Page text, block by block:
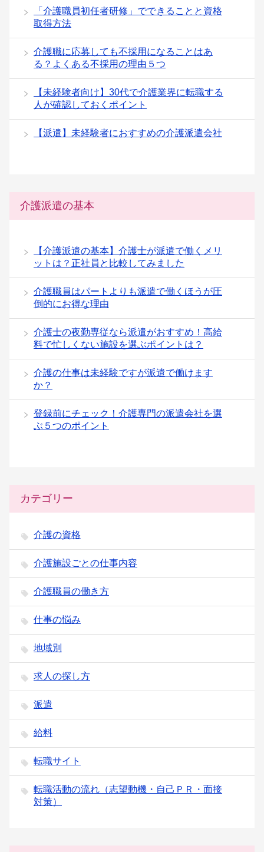
「介護職員初任者研修」でできることと資格
取得方法
介護職に応募しても不採用になることはあ
る？よくある不採用の理由５つ
【未経験者向け】30代で介護業界に転職する
人が確認しておくポイント
【派遣】未経験者におすすめの介護派遣会社
介護派遣の基本
【介護派遣の基本】介護士が派遣で働くメリ
ットは？正社員と比較してみました
介護職員はパートよりも派遣で働くほうが圧
倒的にお得な理由
介護士の夜勤専従なら派遣がおすすめ！高給
料で忙しくない施設を選ぶポイントは？
介護の仕事は未経験ですが派遣で働けます
か？
登録前にチェック！介護専門の派遣会社を選
ぶ５つのポイント
カテゴリー
介護の資格
介護施設ごとの仕事内容
介護職員の働き方
仕事の悩み
地域別
求人の探し方
派遣
給料
転職サイト
転職活動の流れ（志望動機・自己ＰＲ・面接
対策）